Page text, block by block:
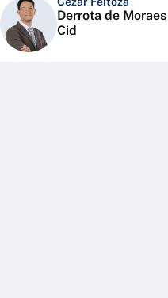
Derrota de
Cid